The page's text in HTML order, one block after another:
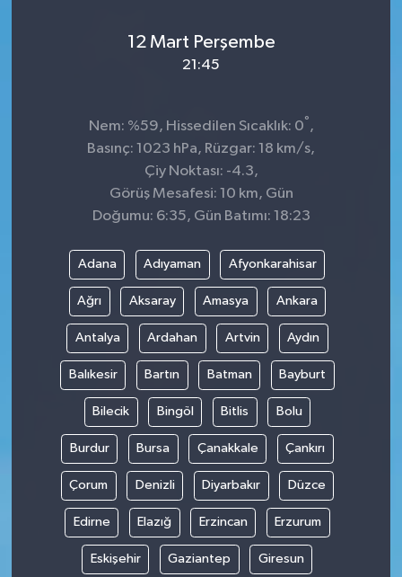
12 Mart Perşembe
21:45
Nem: %59, Hissedilen Sıcaklık: 0° ,
Basınç: 1023 hPa, Rüzgar: 18 km/s,
Çiy Noktası: -4.3,
Görüş Mesafesi: 10 km, Gün
Doğumu: 6:35, Gün Batımı: 18:23
Adana Adıyaman Afyonkarahisar
Ağrı Aksaray Amasya Ankara
Antalya Ardahan Artvin Aydın
Balıkesir Bartın Batman Bayburt
Bilecik Bingöl Bitlis Bolu
Burdur Bursa Çanakkale Çankırı
Çorum Denizli Diyarbakır Düzce
Edirne Elazığ Erzincan Erzurum
Eskişehir Gaziantep Giresun